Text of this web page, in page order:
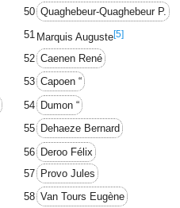
50 Quaghebeur-Quaghebeur P.
51 Marquis Auguste[5]
52 Caenen René
53 Capoen “
54
Dumon “
55
Dehaeze Bernard
56
Deroo Félix
57
Provo Jules
58 Van Tours Eugène